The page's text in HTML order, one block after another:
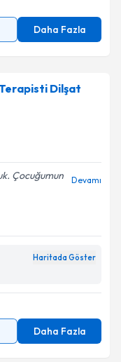
Daha Fazla
Dilşat
Çocuğumun
Devamı
Haritada Göster
Daha Fazla